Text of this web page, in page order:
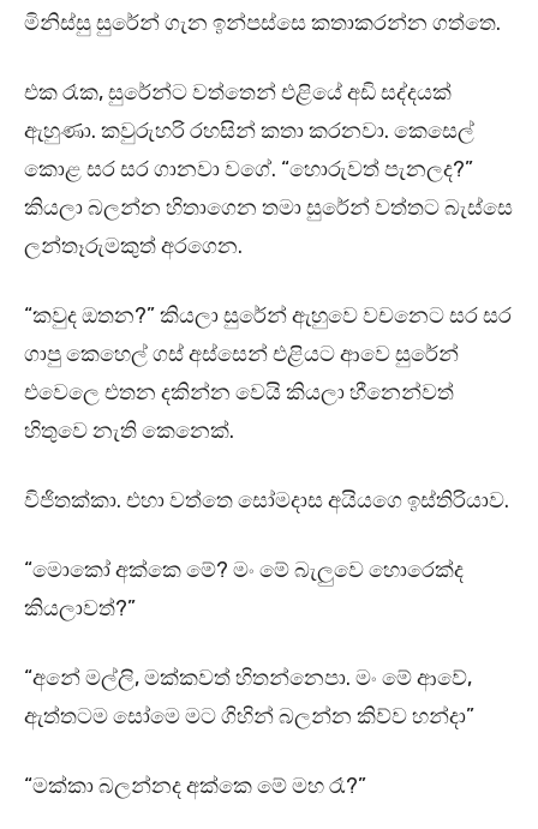
මිනිස්සු සුරේන් ගැන ඉන්පස්සෙ කතාකරන්න ගත්තෙ.
එක රෑක, සුරේන්ට වත්තෙන් එළියේ අඩි සද්දයක්
ඇහුණා. කවුරුහරි රහසින් කතා කරනවා. කෙසෙල්
කොළ සර සර ගානවා වගේ. “හොරුවත් පැනලද?”
කියලා බලන්න හිතාගෙන තමා සුරේන් වත්තට බැස්සෙ
ලන්තෑරුමකුත් අරගෙන.
“කවුද ඔතන?” කියලා සුරේන් ඇහුවෙ වචනෙට සර සර
ගාපු කෙහෙල් ගස් අස්සෙන් එළියට ආවෙ සුරේන්
එවෙලෙ එතන දකින්න වෙයි කියලා හීනෙන්වත්
හිතුවෙ නැති කෙනෙක්.
විජිතක්කා. එහා වත්තෙ සෝමදාස අයියගෙ ඉස්තිරියාව.
“මොකෝ අක්කෙ මේ? මං මේ බැලුවෙ හොරෙක්ද
කියලාවත්?”
“අනේ මල්ලි, මක්කවත් හිතන්නෙපා. මං මේ ආවේ,
ඇත්තටම සෝමෙ මට ගිහින් බලන්න කිව්ව හන්දා”
“මක්කා බලන්නද අක්කෙ මේ මහ රෑ?”